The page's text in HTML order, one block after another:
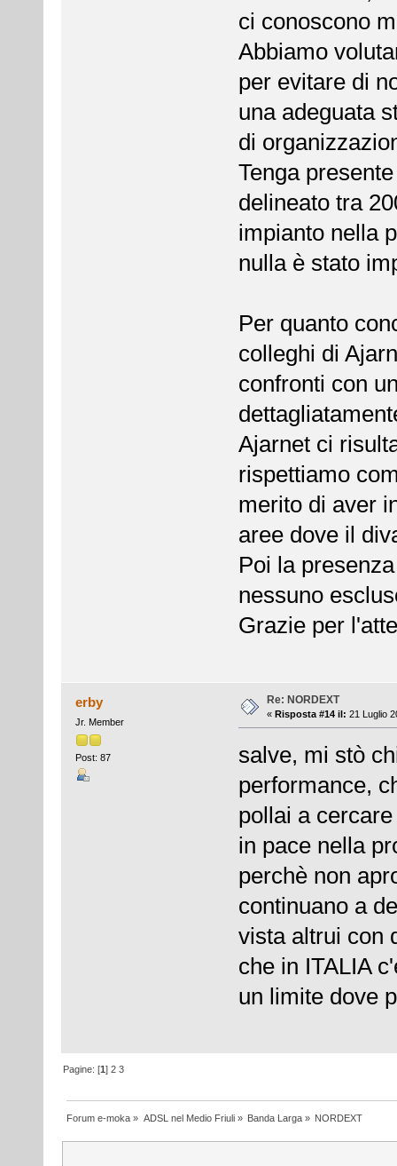
ci conoscono
Abbiamo
per evitare di
una adeguata
di
Tenga
delineato tra
impianto nella
nulla è stato
Per quanto
colleghi di
confronti con
Ajarnet ci
rispettiamo
merito di aver
aree dove il
Poi la
nessuno
Grazie per
erby
Jr. Member
Post: 87
Re: NORDEXT
« Risposta #14 il: 21 Luglio
salve, mi stò
performance,
pollai a
in pace nella
perchè non
continuano a
vista altrui con
che in ITALIA
un limite dove
Pagine: [1]2 3
Forum e-moka » ADSL nel Medio Friuli» Banda Larga» NORDEXT